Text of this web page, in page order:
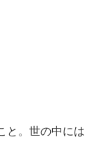
と。世の中には